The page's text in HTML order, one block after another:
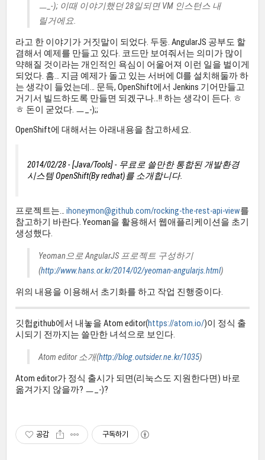
ㅡ_-); 이때 이야기했던 28일되면 VM 인스턴스 내
릴거에요.
라고 한 이야기가 거짓말이 되었다. 두둥. AngularJS 공부도 할
겸해서 예제를 만들고 있다. 코드만 보여줘서는 의미가 많이
약해질 것이라는 개인적인 욕심이 어울어져 이런 일을 벌이게
되었다. 흠… 지금 예제가 돌고 있는 서버에 CI를 설치해둘까 하
는 생각이 들었는데… 문득, OpenShift에서 Jenkins 기어만들고
거기서 빌드하도록 만들면 되겠구나…!! 하는 생각이 든다. ㅎ
ㅎ 돈이 굳었다. ㅡ_-);;
OpenShift에 대해서는 아래내용을 참고하세요.
2014/02/28 - [Java/Tools] - 무료로 쓸만한 통합된 개발환경
시스템 OpenShift(By redhat)를 소개합니다.
프로젝트는… ihoneymon@github.com/rocking-the-rest-api-view를
참고하기 바란다. Yeoman을 활용해서 웹애플리케이션을 초기
생성했다.
Yeoman으로 AngularJS 프로젝트 구성하기
(http://www.hans.or.kr/2014/02/yeoman-angularjs.html)
위의 내용을 이용해서 초기화를 하고 작업 진행중이다.
깃헙github에서 내놓을 Atom editor(https://atom.io/)이 정식 출
시되기 전까지는 쓸만한 녀석으로 보인다.
Atom editor 소개(http://blog.outsider.ne.kr/1035)
Atom editor가 정식 출시가 되면(리눅스도 지원한다면) 바로
옮겨가지 않을까? ㅡ_-)?
공감 구독하기